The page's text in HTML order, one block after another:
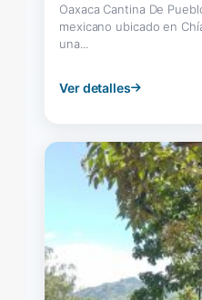
Oaxaca Cantina De
mexicano ubicado en
una...
Ver detalles